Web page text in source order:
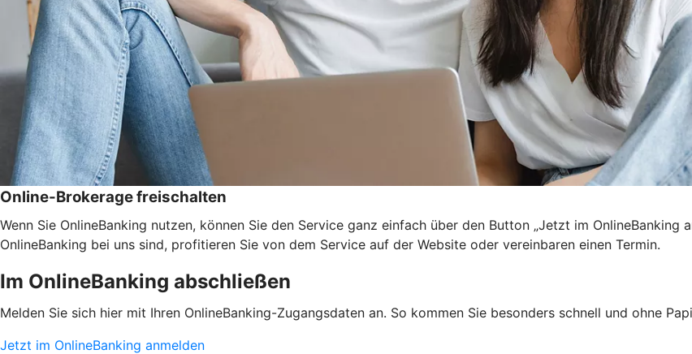
Online-Brokerage freischalten
Wenn Sie OnlineBanking nutzen, können Sie den Service ganz einfach über den Button „Jetzt im OnlineBanking
OnlineBanking bei uns sind, profitieren Sie von dem Service auf der Website oder vereinbaren einen Termin.
Im OnlineBanking abschließen
Melden Sie sich hier mit Ihren OnlineBanking-Zugangsdaten an. So kommen Sie besonders schnell und ohne
Jetzt im OnlineBanking anmelden